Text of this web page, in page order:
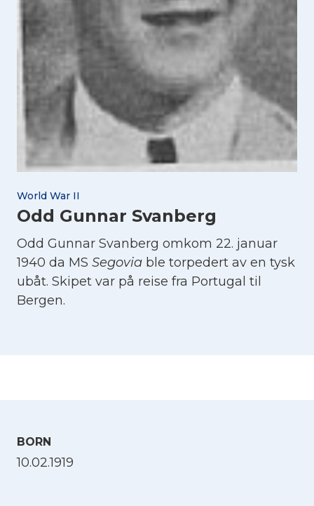
World War II
Odd Gunnar Svanberg
Odd Gunnar Svanberg omkom 22. januar
1940 da MS Segovia ble torpedert av en tysk
ubåt. Skipet var på reise fra Portugal til
Bergen.
BORN
10.02.1919